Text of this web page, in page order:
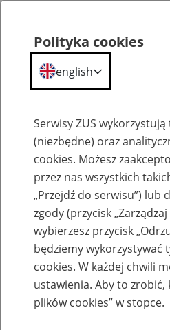
Szkolenia
Zaproś ZUS do siebie -
eZUS w siedzibie
Polityka cookies
english
Serwisy ZUS
(niezbędne) oraz
cookies. Możesz
przez nas wszystkich
„Przejdź do serwisu”) lub
zgody (przycisk „Zarządzaj
wybierzesz przycisk
będziemy wykorzystywać
cookies. W każdej chwili
ustawienia. Aby to zrobić,
plików cookies” w stopce.